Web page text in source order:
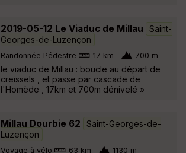
2019-05-12 Le Viaduc de Millau
Saint-
Georges-de-Luzençon
Randonnée Pédestre 17 km 700 m
le viaduc de Millau : boucle au départ de
creissels , et passe par cascade de
l'Homède , 17km et 700m dénivelé »
Millau Dourbie 62
Saint-Georges-de-
Luzençon
Voyage à vélo 63 km 1130 m